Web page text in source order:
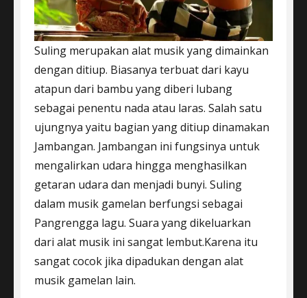
Suling merupakan alat musik yang dimainkan
dengan ditiup. Biasanya terbuat dari kayu
atapun dari bambu yang diberi lubang
sebagai penentu nada atau laras. Salah satu
ujungnya yaitu bagian yang ditiup dinamakan
Jambangan. Jambangan ini fungsinya untuk
mengalirkan udara hingga menghasilkan
getaran udara dan menjadi bunyi. Suling
dalam musik gamelan berfungsi sebagai
Pangrengga lagu. Suara yang dikeluarkan
dari alat musik ini sangat lembut.Karena itu
sangat cocok jika dipadukan dengan alat
musik gamelan lain.